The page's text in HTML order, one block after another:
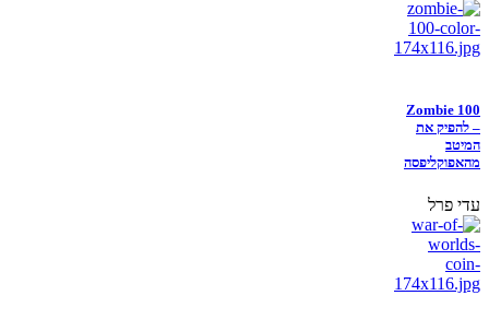
Zombie 100
– להפיק את
המיטב
מהאפוקליפסה
עדי פרל